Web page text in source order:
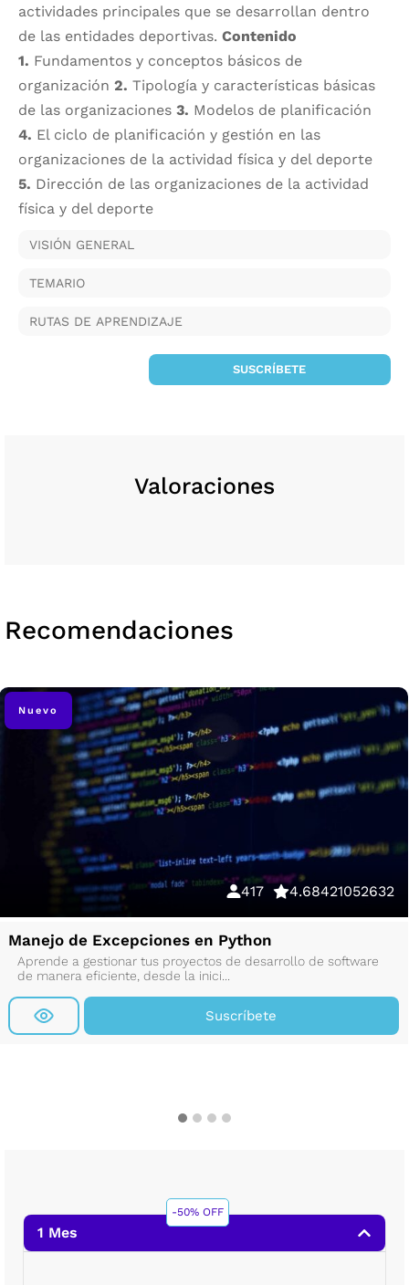
actividades principales que se desarrollan dentro
de las entidades deportivas. Contenido
1. Fundamentos y conceptos básicos de
organización 2. Tipología y características básicas
de las organizaciones 3. Modelos de planificación
4. El ciclo de planificación y gestión en las
organizaciones de la actividad física y del deporte
5. Dirección de las organizaciones de la actividad
física y del deporte
VISIÓN GENERAL
TEMARIO
RUTAS DE APRENDIZAJE
SUSCRÍBETE
Valoraciones
Recomendaciones
Nuevo
417 4.68421052632
Manejo de Excepciones en Python
Aprende a gestionar tus proyectos de desarrollo de software
de manera eficiente, desde la inici...
Suscríbete
-50% OFF
1 Mes